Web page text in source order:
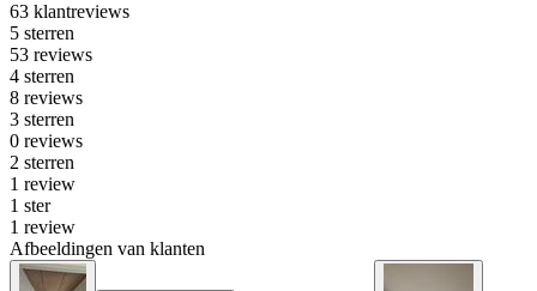
63 klantreviews
5 sterren
53 reviews
4 sterren
8 reviews
3 sterren
0 reviews
2 sterren
1 review
1 ster
1 review
Afbeeldingen van klanten